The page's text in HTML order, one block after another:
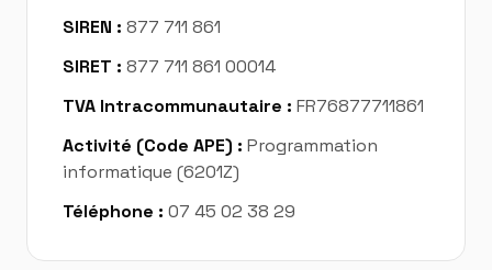
SIREN : 877 711 861
SIRET : 877 711 861 00014
TVA Intracommunautaire : FR76877711861
Activité (Code APE) : Programmation
informatique (6201Z)
Téléphone : 07 45 02 38 29